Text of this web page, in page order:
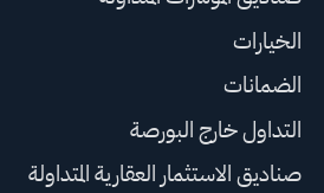
الخيارات
الضمانات
التداول خارج البورصة
صناديق الاستثمار العقارية المتداولة